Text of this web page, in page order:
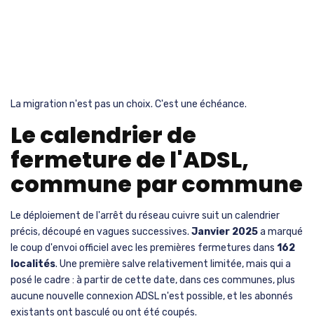
La migration n'est pas un choix. C'est une échéance.
Le calendrier de
fermeture de l'ADSL,
commune par commune
Le déploiement de l'arrêt du réseau cuivre suit un calendrier
précis, découpé en vagues successives. Janvier 2025a marqué
le coup d'envoi officiel avec les premières fermetures dans 162
localités. Une première salve relativement limitée, mais qui a
posé le cadre : à partir de cette date, dans ces communes, plus
aucune nouvelle connexion ADSL n'est possible, et les abonnés
existants ont basculé ou ont été coupés.